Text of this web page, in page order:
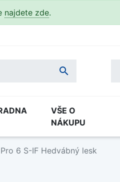
najdete zde.

VŠE O
NÁKUPU
6 S-IF Hedvábný lesk